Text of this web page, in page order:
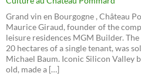
Grand vin en Bourgogne , Château
Maurice Giraud, founder of the
leisure residences MGM Builder.
20 hectares of a single tenant, was
Michael Baum. Iconic Silicon Valley
old, made a […]